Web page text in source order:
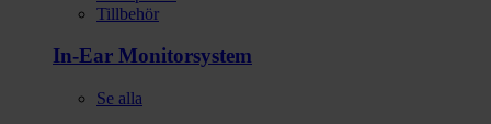
Tillbehör
In-Ear Monitorsystem
Se alla